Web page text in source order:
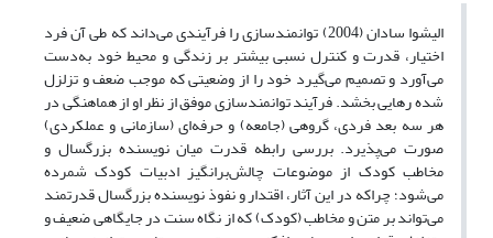
الیشوا سادان (2004) توانمندسازی را فرآیندی می‌داند که طی آن فرد
اختیار، قدرت و کنترل نسبی بیشتر بر زندگی و محیط خود به‌دست
می‌آورد و تصمیم می‌گیرد خود را از وضعیتی که موجب ضعف و تزلزل
شده رهایی بخشد. فرآیند توانمندسازی موفق از نظر او از هماهنگی در
هر سه بعد فردی، گروهی (جامعه) و حرفه‌ای (سازمانی و عملکردی)
صورت می‌پذیرد. بررسی رابطه‌ قدرت میان نویسنده‌ بزرگسال و
مخاطب کودک از موضوعات چالش‌برانگیز ادبیات کودک شمرده
می‌شود؛ چراکه در این آثار، اقتدار و نفوذ نویسنده بزرگسال قدرتمند
می‌تواند بر متن و مخاطب (کودک) که از نگاه سنت در جایگاهی ضعیف و